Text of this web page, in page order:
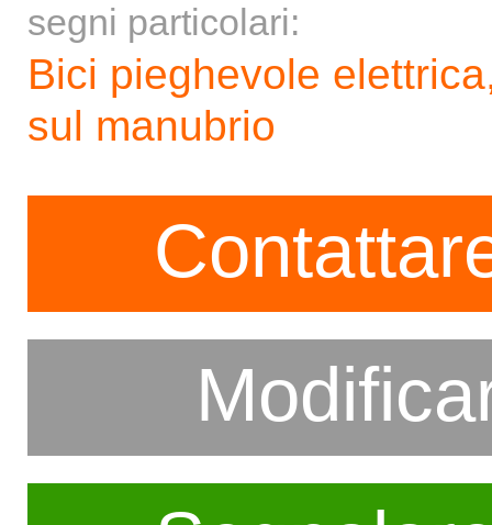
segni particolari:
Bici pieghevole
sul manubrio